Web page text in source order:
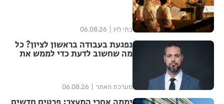
בתי לוין 06.08.26
נפגעת בעבודה בראשון לציון? כל
מה שחשוב לדעת כדי לממש את
מערכת האתר 06.08.26